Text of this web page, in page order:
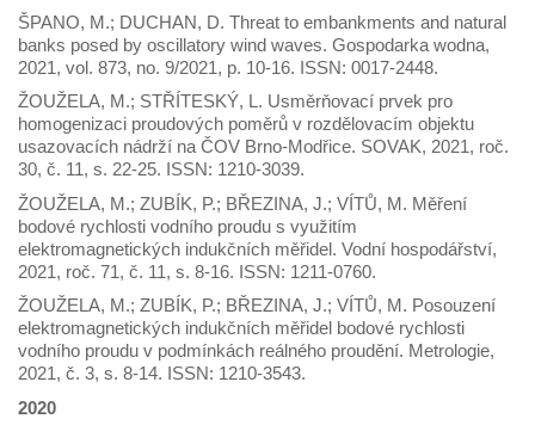
ŠPANO, M.; DUCHAN, D. Threat to embankments and natural
banks posed by oscillatory wind waves. Gospodarka wodna,
2021, vol. 873, no. 9/2021, p. 10-16. ISSN: 0017-2448.
ŽOUŽELA, M.; STŘÍTESKÝ, L. Usměrňovací prvek pro
homogenizaci proudových poměrů v rozdělovacím objektu
usazovacích nádrží na ČOV Brno-Modřice. SOVAK, 2021, roč.
30, č. 11, s. 22-25. ISSN: 1210-3039.
ŽOUŽELA, M.; ZUBÍK, P.; BŘEZINA, J.; VÍTŮ, M. Měření
bodové rychlosti vodního proudu s využitím
elektromagnetických indukčních měřidel. Vodní hospodářství,
2021, roč. 71, č. 11, s. 8-16. ISSN: 1211-0760.
ŽOUŽELA, M.; ZUBÍK, P.; BŘEZINA, J.; VÍTŮ, M. Posouzení
elektromagnetických indukčních měřidel bodové rychlosti
vodního proudu v podmínkách reálného proudění. Metrologie,
2021, č. 3, s. 8-14. ISSN: 1210-3543.
2020